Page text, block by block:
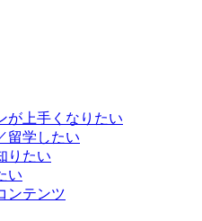
が上手くなりたい
留学したい
りたい
い
ンテンツ